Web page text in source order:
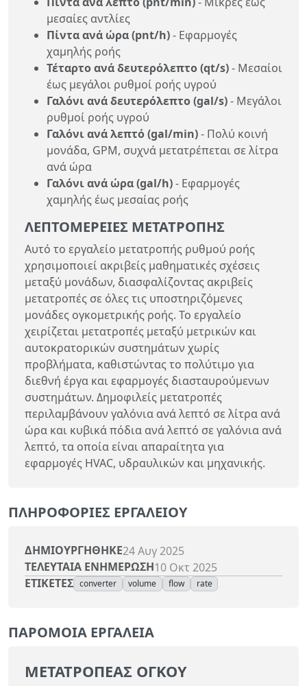
μεσαίες αντλίες
Πίντα ανά ώρα (pnt/h)- Εφαρμογές
χαμηλής ροής
Τέταρτο ανά δευτερόλεπτο (qt/s)- Μεσαίοι
έως μεγάλοι ρυθμοί ροής υγρού
Γαλόνι ανά δευτερόλεπτο (gal/s)- Μεγάλοι
ρυθμοί ροής υγρού
Γαλόνι ανά λεπτό (gal/min)- Πολύ κοινή
μονάδα, GPM, συχνά μετατρέπεται σε λίτρα
ανά ώρα
Γαλόνι ανά ώρα (gal/h)- Εφαρμογές
χαμηλής έως μεσαίας ροής
ΛΕΠΤΟΜΈΡΕΙΕΣ ΜΕΤΑΤΡΟΠΉΣ
Αυτό το εργαλείο μετατροπής ρυθμού ροής
χρησιμοποιεί ακριβείς μαθηματικές σχέσεις
μεταξύ μονάδων, διασφαλίζοντας ακριβείς
μετατροπές σε όλες τις υποστηριζόμενες
μονάδες ογκομετρικής ροής. Το εργαλείο
χειρίζεται μετατροπές μεταξύ μετρικών και
αυτοκρατορικών συστημάτων χωρίς
προβλήματα, καθιστώντας το πολύτιμο για
διεθνή έργα και εφαρμογές διασταυρούμενων
συστημάτων. Δημοφιλείς μετατροπές
περιλαμβάνουν γαλόνια ανά λεπτό σε λίτρα ανά
ώρα και κυβικά πόδια ανά λεπτό σε γαλόνια ανά
λεπτό, τα οποία είναι απαραίτητα για
εφαρμογές HVAC, υδραυλικών και μηχανικής.
ΠΛΗΡΟΦΟΡΊΕΣ ΕΡΓΑΛΕΊΟΥ
ΔΗΜΙΟΥΡΓΉΘΗΚΕ24 Αυγ 2025
ΤΕΛΕΥΤΑΊΑ ΕΝΗΜΈΡΩΣΗ10 Οκτ 2025
ΕΤΙΚΈΤΕΣ converter volume flow rate
ΠΑΡΌΜΟΙΑ ΕΡΓΑΛΕΊΑ
ΜΕΤΑΤΡΟΠΈΑΣ ΌΓΚΟΥ